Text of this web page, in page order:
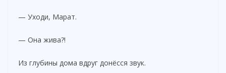
— Уходи, Марат.
— Она жива?!
Из глубины дома вдруг донёсся звук.